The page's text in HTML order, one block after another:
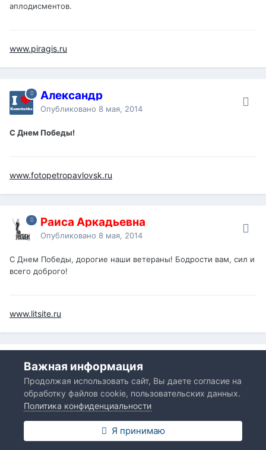
аплодисментов.
www.piragis.ru
Александр
Опубликовано 8 мая, 2014
С Днем Победы!
www.fotopetropavlovsk.ru
Раиса Аркадьевна
Опубликовано 8 мая, 2014
С Днем Победы, дорогие наши ветераны! Бодрости вам, сил и
всего доброго!
www.litsite.ru
Раиса Аркадьевна
Опубликовано 9 мая, 2014
Парк Победы в Петропавловске-Камчатском. Мемориальный
комплекс в честь петропавловцев, погибших в годы Второй
мировой войны.
Важная информация
Продолжая использовать сайт, Вы даете согласие на
обработку файлов cookie, пользовательских данных.
Политика конфиденциальности
Я принимаю